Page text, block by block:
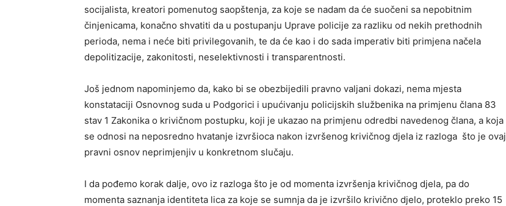
socijalista, kreatori pomenutog saopštenja, za koje se nadam da će suočeni sa nepobitnim
činjenicama, konačno shvatiti da u postupanju Uprave policije za razliku od nekih prethodnih
perioda, nema i neće biti privilegovanih, te da će kao i do sada imperativ biti primjena načela
depolitizacije, zakonitosti, neselektivnosti i transparentnosti.
Još jednom napominjemo da, kako bi se obezbijedili pravno valjani dokazi, nema mjesta
konstataciji Osnovnog suda u Podgorici i upućivanju policijskih službenika na primjenu člana 83
stav 1 Zakonika o krivičnom postupku, koji je ukazao na primjenu odredbi navedenog člana, a koja
se odnosi na neposredno hvatanje izvršioca nakon izvršenog krivičnog djela iz razloga što je ovaj
pravni osnov neprimjenjiv u konkretnom slučaju.
I da pođemo korak dalje, ovo iz razloga što je od momenta izvršenja krivičnog djela, pa do
momenta saznanja identiteta lica za koje se sumnja da je izvršilo krivično djelo, proteklo preko 15